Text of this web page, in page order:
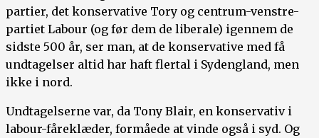
partier, det konservative Tory og centrum-venstre-
partiet Labour (og før dem de liberale) igennem de
sidste 500 år, ser man, at de konservative med få
undtagelser altid har haft flertal i Sydengland, men
ikke i nord.
Undtagelserne var, da Tony Blair, en konservativ i
labour-fåreklæder, formåede at vinde også i syd. Og